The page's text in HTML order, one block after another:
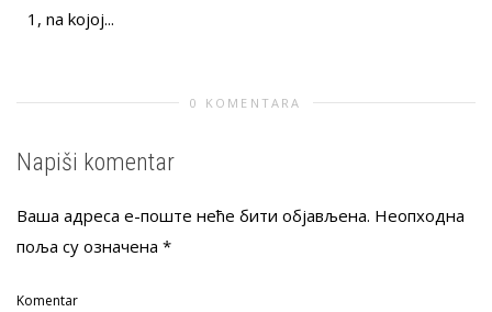
1, na kojoj...
0 KOMENTARA
Napiši komentar
Ваша адреса е-поште неће бити објављена. Неопходна
поља су означена *
Komentar